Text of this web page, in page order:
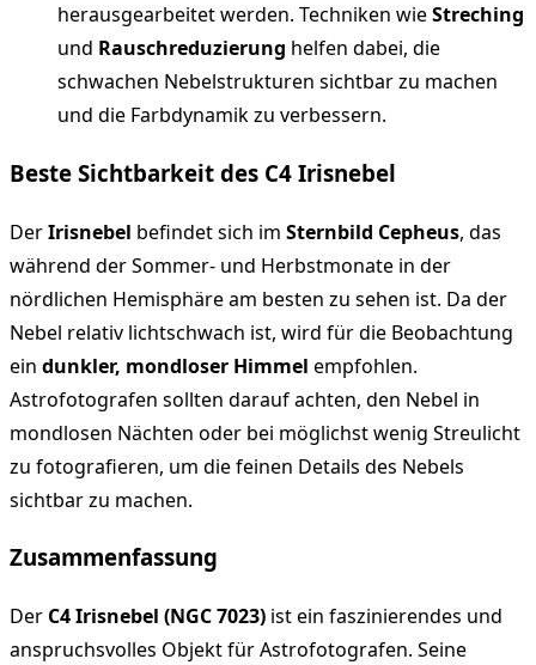
herausgearbeitet werden. Techniken wieStreching
und Rauschreduzierung helfen dabei, die
schwachen Nebelstrukturen sichtbar zu machen
und die Farbdynamik zu verbessern.
Beste Sichtbarkeit des C4 Irisnebel
DerIrisnebel befindet sich im Sternbild Cepheus, das
während der Sommer- und Herbstmonate in der
nördlichen Hemisphäre am besten zu sehen ist. Da der
Nebel relativ lichtschwach ist, wird für die Beobachtung
ein dunkler, mondloser Himmel empfohlen.
Astrofotografen sollten darauf achten, den Nebel in
mondlosen Nächten oder bei möglichst wenig Streulicht
zu fotografieren, um die feinen Details des Nebels
sichtbar zu machen.
Zusammenfassung
Der C4 Irisnebel (NGC 7023) ist ein faszinierendes und
anspruchsvolles Objekt für Astrofotografen. Seine